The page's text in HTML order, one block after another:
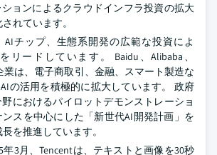
ションによるクラウドインフラ投資の拡大
れています。
AIチップ、生態系開発の広範な投資によ
リードしています。 Baidu、Alibaba、
業は、電子商取引、金融、スマート製造な
の活用を積極的に拡大しています。 政府
におけるパイロットデモンストレーショ
ンスを中心にした「新世代AI開発計画」を
を推進しています。
年3月、Tencentは、テキストと画像を30秒